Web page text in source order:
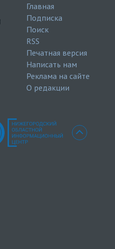
Главная
Подписка
Поиск
RSS
Печатная версия
Написать нам
Реклама на сайте
О редакции